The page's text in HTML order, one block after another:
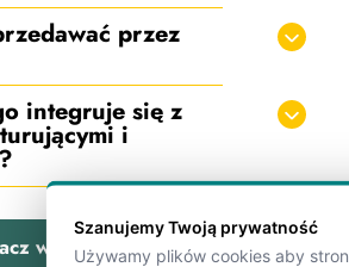
przez
integruje się z
i
wszystkie pytania
Szanujemy Twoją prywatność
Używamy plików cookies aby